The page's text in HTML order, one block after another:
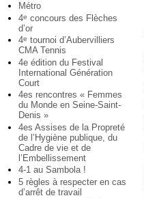
Métro
4e concours des Flèches
d’or
4e tournoi d’Aubervilliers
CMA Tennis
4e édition du Festival
International Génération
Court
4es rencontres « Femmes
du Monde en Seine-Saint-
Denis »
4es Assises de la Propreté
de l’Hygiène publique, du
Cadre de vie et de
l’Embellissement
4-1 au Sambola !
5 règles à respecter en cas
d’arrêt de travail